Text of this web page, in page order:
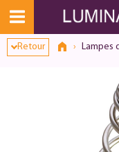
Retour Lampes
Dialogue de consentement